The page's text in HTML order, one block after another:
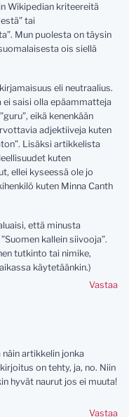
Wikipedian kriteereitä
tai
Mun puolesta on täysin
ois siellä
eli neutraalius.
ei saisi olla epäammatteja
eikä kenenkään
adjektiiveja kuten
Lisäksi artikkelista
kuten
ellei kyseessä ole jo
kuten Minna Canth
että minusta
kallein siivooja”.
tutkinto tai nimike,
käytetäänkin.)
Vastaa
artikkelin jonka
on tehty, ja, no. Niin
hyvät naurut jos ei muuta!
Vastaa